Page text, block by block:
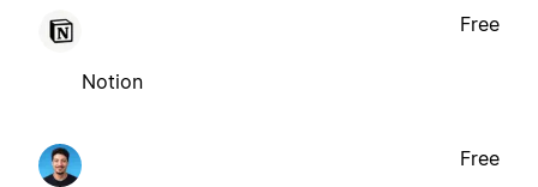
Notion
Free
Free